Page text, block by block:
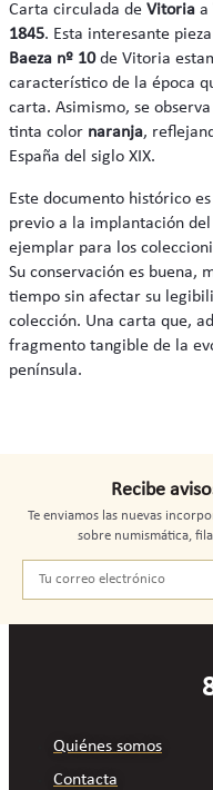
Carta circulada de Vitoria a
1845. Esta interesante
Baeza nº 10de Vitoria
característico de la época
carta. Asimismo, se
tinta color naranja,
España del siglo XIX.
Este documento histórico
previo a la implantación
ejemplar para los
Su conservación es buena,
tiempo sin afectar su
colección. Una carta que,
fragmento tangible de la
península.
Recibe
Te enviamos las nuevas
sobre numismática,
Quiénes somos
Contacta